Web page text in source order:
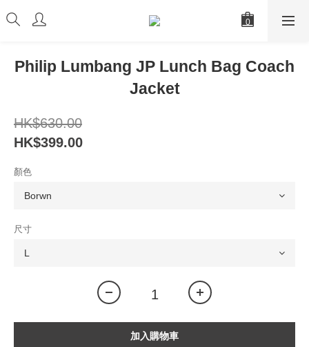
Philip Lumbang JP Lunch Bag Coach
Jacket
HK$630.00
HK$399.00
顏色
尺寸
加入購物車